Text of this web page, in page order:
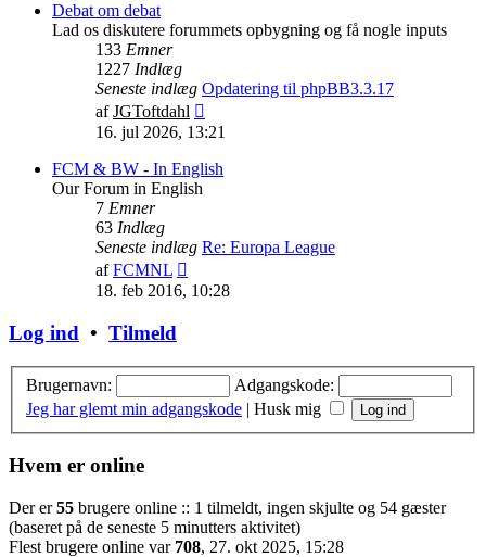
Debat om debat
Lad os diskutere forummets opbygning og få nogle inputs
133 Emner
1227 Indlæg
Seneste indlæg Opdatering til phpBB3.3.17
afJGToftdahl
det
indlæg
16. jul 2026, 13:21
FCM & BW - In English
Our Forum in English
7 Emner
63 Indlæg
Seneste indlæg Re: Europa League
afFCMNL
det
18. feb 2016, 10:28
Log ind • Tilmeld
Brugernavn:
Adgangskode:
Jeg har glemt min adgangskode | Husk mig
Hvem er online
Der er55 brugere online :: 1 tilmeldt, ingen skjulte og 54 gæster
(baseret på de seneste 5 minutters aktivitet)
Flest brugere online var 708, 27. okt 2025, 15:28